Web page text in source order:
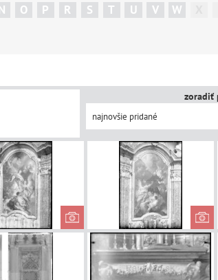
O P R S T U V W
zoradiť
Kostol
Milosrdných
bratov - obraz...